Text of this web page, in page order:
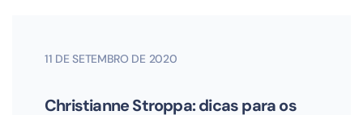
11 DE SETEMBRO DE 2020
Christianne Stroppa: dicas para os